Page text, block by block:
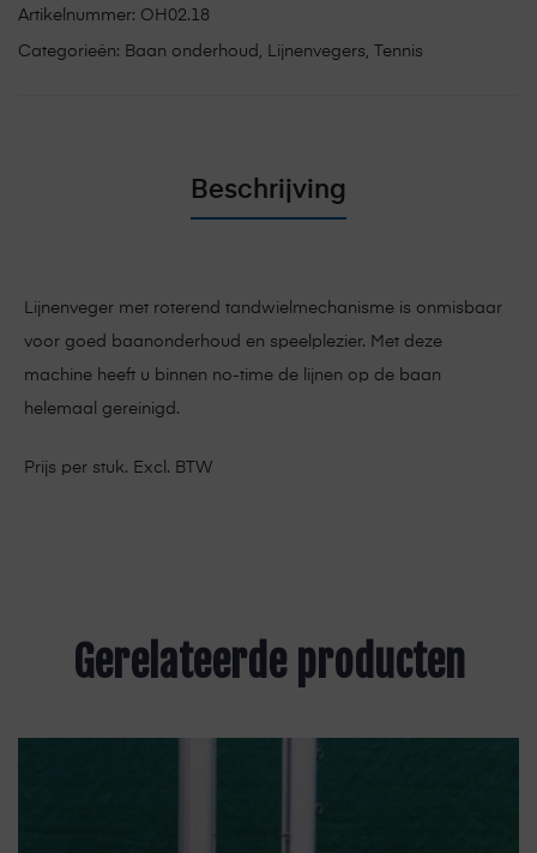
Artikelnummer: OH02.18
Categorieën: Baan onderhoud Lijnenvegers Tennis
Beschrijving
Lijnenveger met roterend tandwielmechanisme is onmisbaar
voor goed baanonderhoud en speelplezier. Met deze
machine heeft u binnen no-time de lijnen op de baan
helemaal gereinigd.
Prijs per stuk. Excl. BTW
Gerelateerde producten